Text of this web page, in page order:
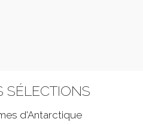
SÉLECTIONS
d'Antarctique